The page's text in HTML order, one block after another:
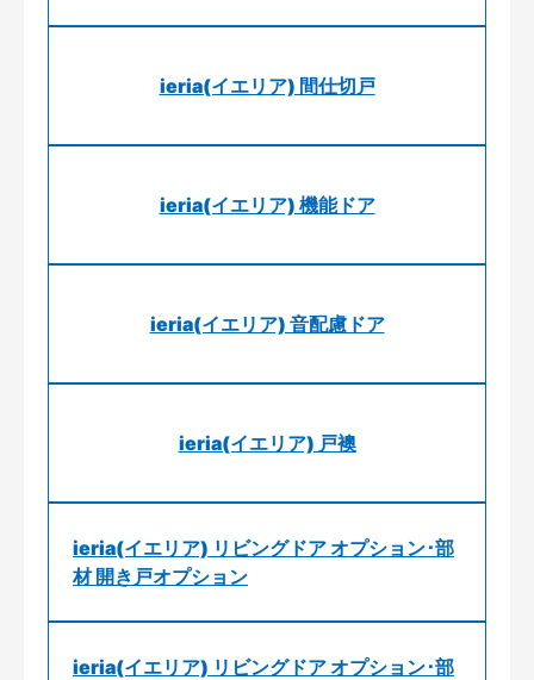
ieria(イエリア) 間仕切戸
ieria(イエリア) 機能ドア
ieria(イエリア) 音配慮ドア
ieria(イエリア) 戸襖
ieria(イエリア) リビングドア オプション･部
材 開き戸オプション
ieria(イエリア) リビングドア オプション･部